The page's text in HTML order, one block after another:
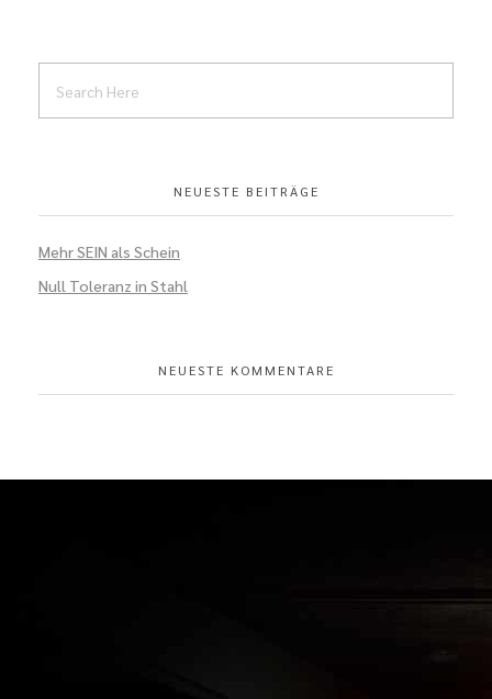
NEUESTE BEITRÄGE
Mehr SEIN als Schein
Null Toleranz in Stahl
NEUESTE KOMMENTARE